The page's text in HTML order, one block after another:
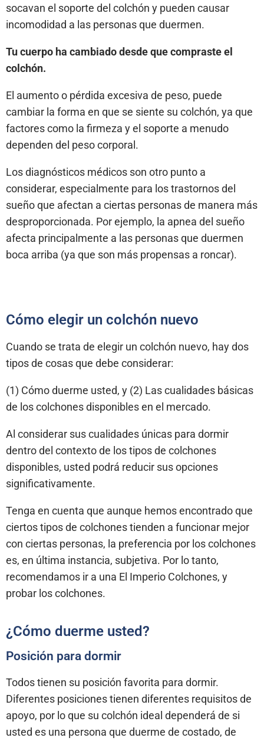
socavan el soporte del colchón y pueden causar
incomodidad a las personas que duermen.
Tu cuerpo ha cambiado desde que compraste el
colchón.
El aumento o pérdida excesiva de peso, puede
cambiar la forma en que se siente su colchón, ya que
factores como la firmeza y el soporte a menudo
dependen del peso corporal.
Los diagnósticos médicos son otro punto a
considerar, especialmente para los trastornos del
sueño que afectan a ciertas personas de manera más
desproporcionada. Por ejemplo, la apnea del sueño
afecta principalmente a las personas que duermen
boca arriba (ya que son más propensas a roncar).
Cómo elegir un colchón nuevo
Cuando se trata de elegir un colchón nuevo, hay dos
tipos de cosas que debe considerar:
(1) Cómo duerme usted, y (2) Las cualidades básicas
de los colchones disponibles en el mercado.
Al considerar sus cualidades únicas para dormir
dentro del contexto de los tipos de colchones
disponibles, usted podrá reducir sus opciones
significativamente.
Tenga en cuenta que aunque hemos encontrado que
ciertos tipos de colchones tienden a funcionar mejor
con ciertas personas, la preferencia por los colchones
es, en última instancia, subjetiva. Por lo tanto,
recomendamos ir a una El Imperio Colchones, y
probar los colchones.
¿Cómo duerme usted?
Posición para dormir
Todos tienen su posición favorita para dormir.
Diferentes posiciones tienen diferentes requisitos de
apoyo, por lo que su colchón ideal dependerá de si
usted es una persona que duerme de costado, de